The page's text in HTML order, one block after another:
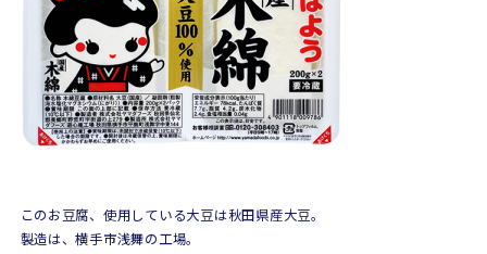
このお豆腐、使用している大豆は秋田県産大豆。
製造は、横手市浅舞の工場。